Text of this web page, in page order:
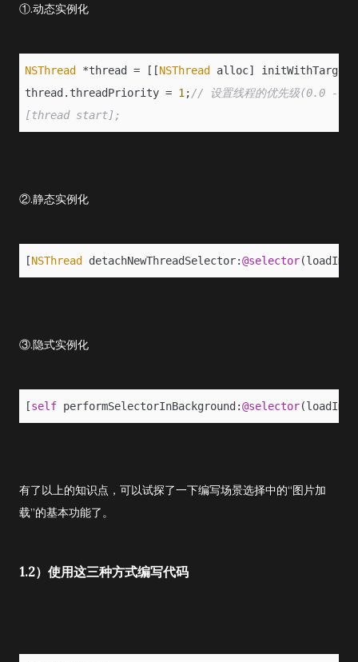
①.动态实例化
NSThread *thread = [[NSThread alloc] initWithTarget:
thread.threadPriority = 1 ; // 设置线程的优先级(0.0 -
[thread start];
②.静态实例化
[NSThread detachNewThreadSelector:@selector
③.隐式实例化
[self performSelectorInBackground:@selector
有了以上的知识点，可以试探了一下编写场景选择中的“图片加
载”的基本功能了。
1.2）使用这三种方式编写代码